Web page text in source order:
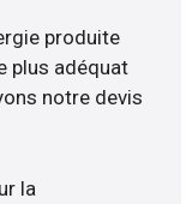
produite
plus adéquat
notre devis
la